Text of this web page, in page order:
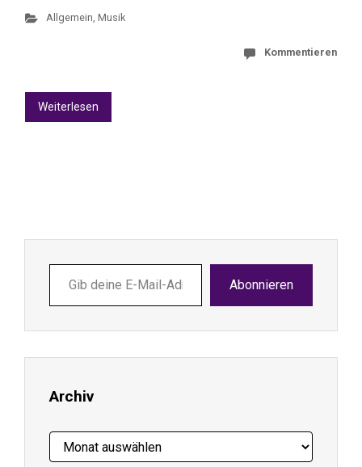
Allgemein, Musik
Kommentieren
Weiterlesen
deine
E-
ein ...
Abonnieren
Archiv
Archiv